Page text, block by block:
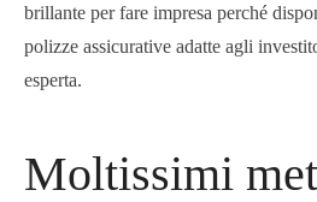
brillante per fare impresa perché
polizze assicurative adatte agli
esperta.
Moltissimi